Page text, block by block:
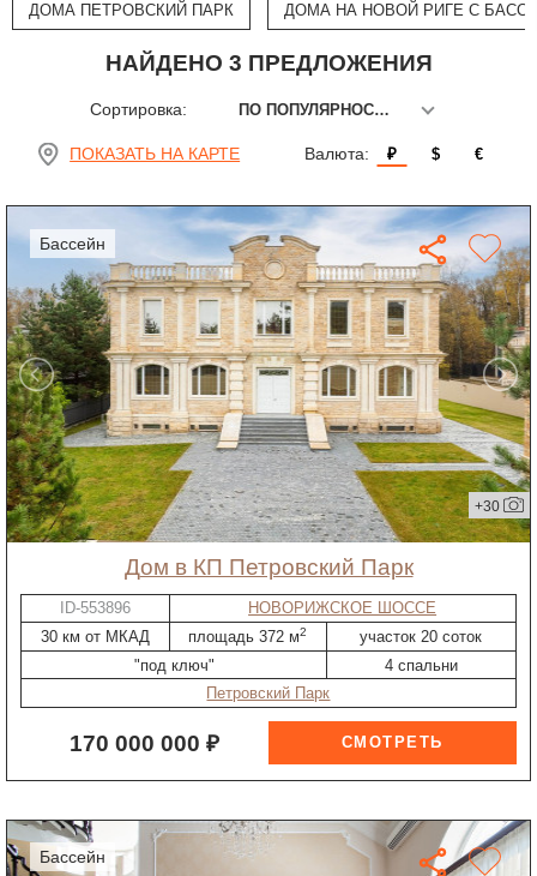
ДОМА ПЕТРОВСКИЙ ПАРК ДОМА НА НОВОЙ РИГЕ С
НАЙДЕНО 3 ПРЕДЛОЖЕНИЯ
Сортировка: ПО ПОПУЛЯРНОСТИ
ПОКАЗАТЬ НА КАРТЕ Валюта: ₽ $ €
бассейн
+30
дом в КП Петровский Парк
ID-553896
НОВОРИЖСКОЕ ШОССЕ
30 км от МКАД
площадь 372 м2
участок 20 соток
"под ключ"
4 спальни
Петровский Парк
170 000 000 ₽
бассейн